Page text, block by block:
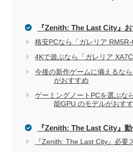
家電量販店で買う際のデメリット
関連記事
電気屋や家電量販店
『Zenith: The Last City』
格安PCなら「ガレリア
4Kで遊ぶなら「ガレリア
今後の新作ゲームに備えるな
がおすすめ
ゲーミングノートPCを選ぶな
能GPU のモデルがおす
『Zenith: The Last City』
『Zenith: The Last City』必要